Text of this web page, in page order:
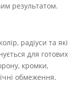
результатом.
радіуси та які
для готових
кромки,
обмеження.